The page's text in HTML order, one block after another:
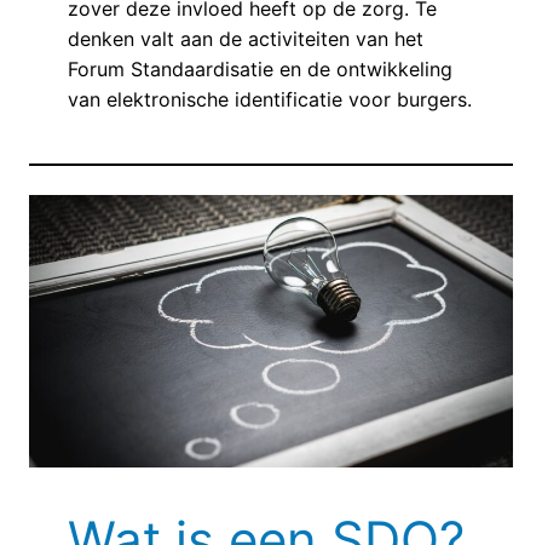
zover deze invloed heeft op de zorg. Te
denken valt aan de activiteiten van het
Forum Standaardisatie en de ontwikkeling
van elektronische identificatie voor burgers.